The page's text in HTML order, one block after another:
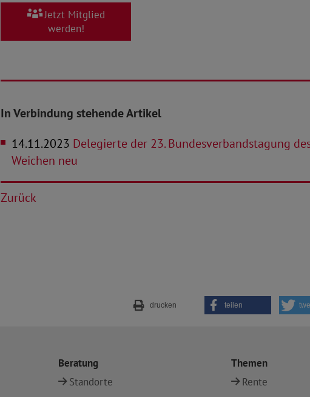
Jetzt Mitglied
werden!
In Verbindung stehende Artikel
14.11.2023 Delegierte der 23. Bundesverbandstagung
Weichen neu
Zurück
drucken teilen
Beratung
Standorte
Themen
Rente